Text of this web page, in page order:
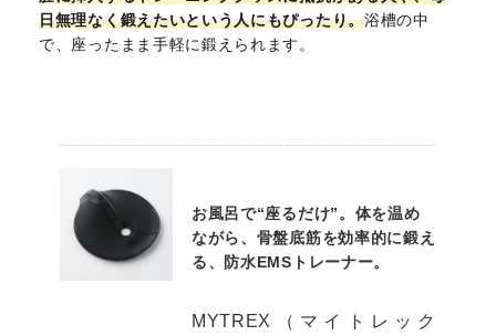
日無理なく鍛えたいという人にもぴったり。浴槽の中
で、座ったまま手軽に鍛えられます。
お風呂で“座るだけ”。体を温め
ながら、骨盤底筋を効率的に鍛え
る、防水EMSトレーナー。
MYTREX（マイトレック